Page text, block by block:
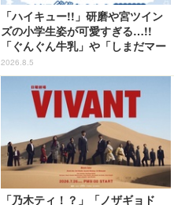
「ハイキュー!!」研磨や宮ツイン
ズの小学生姿が可愛すぎる…!!
「ぐんぐん牛乳」や「しまだマー
ト」デザインのグッズも!? ロー
ソン限定グッズが登場！
2026.8.5
「乃木ティ！？」「ノザギョド